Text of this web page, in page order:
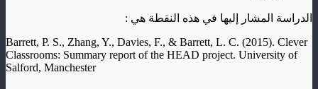
الدراسة المشار إليها في هذه النقطة هي :
Barrett, P. S., Zhang, Y., Davies, F., & Barrett, L. C. (2015). Clever
Classrooms: Summary report of the HEAD project. University of
Salford, Manchester